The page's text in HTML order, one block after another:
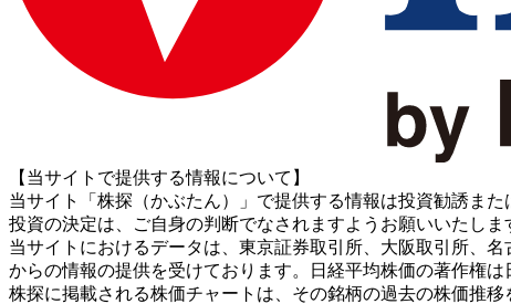
【当サイトで提供する情報について】
当サイト「株探（かぶたん）」で提供する情報は投資勧誘ま
投資の決定は、ご自身の判断でなされますようお願いいたしま
当サイトにおけるデータは、東京証券取引所、大阪取引所、名
からの情報の提供を受けております。日経平均株価の著作権は
株探に掲載される株価チャートは、その銘柄の過去の株価推